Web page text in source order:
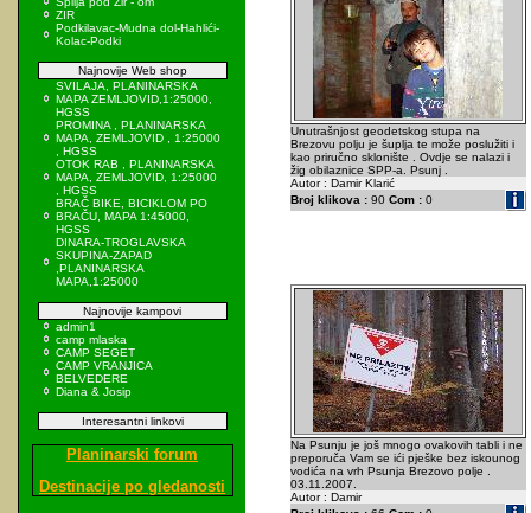
ZIR
Podkilavac-Mudna dol-Hahlići-
Kolac-Podki
Najnovije Web shop
SVILAJA, PLANINARSKA
MAPA ZEMLJOVID,1:25000,
HGSS
PROMINA , PLANINARSKA
MAPA, ZEMLJOVID , 1:25000
, HGSS
OTOK RAB , PLANINARSKA
MAPA, ZEMLJOVID, 1:25000
, HGSS
BRAČ BIKE, BICIKLOM PO
BRAČU, MAPA 1:45000,
HGSS
DINARA-TROGLAVSKA
SKUPINA-ZAPAD
,PLANINARSKA
MAPA,1:25000
Najnovije kampovi
admin1
camp mlaska
CAMP SEGET
CAMP VRANJICA
BELVEDERE
Diana & Josip
Interesantni linkovi
Planinarski forum
Destinacije po gledanosti
Unutrašnjost geodetskog stupa na
Brezovu polju je šuplja te može poslužiti i
kao priručno sklonište . Ovdje se nalazi i
žig obilaznice SPP-a. Psunj .
Autor : Damir Klarić
Broj klikova :90 Com :0
Na Psunju je još mnogo ovakovih tabli i ne
preporuča Vam se ići pješke bez iskounog
vodića na vrh Psunja Brezovo polje .
03.11.2007.
Autor : Damir